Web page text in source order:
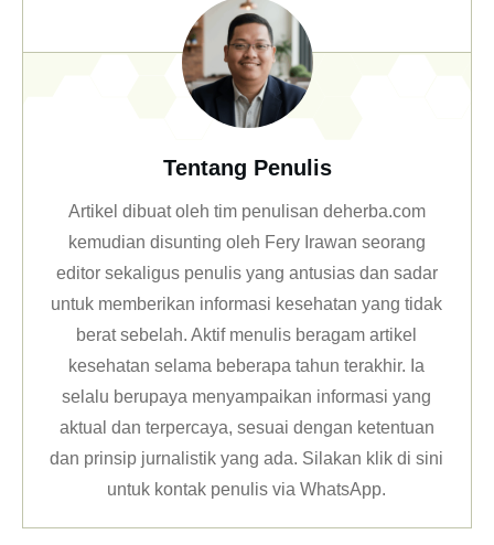
Tentang Penulis
Artikel dibuat oleh tim penulisan deherba.com
kemudian disunting oleh Fery Irawan seorang
editor sekaligus penulis yang antusias dan sadar
untuk memberikan informasi kesehatan yang tidak
berat sebelah. Aktif menulis beragam artikel
kesehatan selama beberapa tahun terakhir. Ia
selalu berupaya menyampaikan informasi yang
aktual dan terpercaya, sesuai dengan ketentuan
dan prinsip jurnalistik yang ada. Silakan klikdi sini
untuk kontak penulis via WhatsApp.